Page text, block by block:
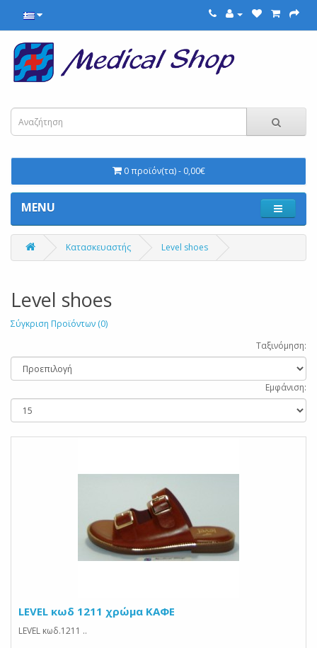
0 προϊόν(τα) - 0,00€
MENU
Κατασκευαστής Level shoes
Level shoes
Σύγκριση Προϊόντων (0)
Ταξινόμηση:
Εμφάνιση:
LEVEL κωδ 1211 χρώμα ΚΑΦΕ
LEVEL κωδ.1211 ..